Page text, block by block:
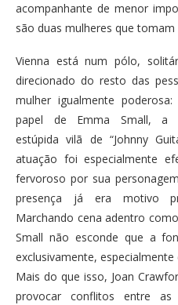
acompanhante de menor
são duas mulheres que tomam
Vienna está num pólo,
direcionado do resto das
mulher igualmente
papel de Emma Small, a
estúpida vilã de “Johnny
atuação foi especialmente
fervoroso por sua
presença já era motivo
Marchando cena adentro
Small não esconde que a
exclusivamente,
Mais do que isso, Joan
provocar conflitos entre as